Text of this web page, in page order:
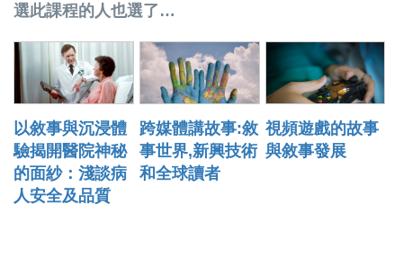
選此課程的人也選了…
以敘事與沉浸體
驗揭開醫院神秘
的面紗：淺談病
人安全及品質
跨媒體講故事:敘
事世界,新興技術
和全球讀者
視頻遊戲的故事
與敘事發展